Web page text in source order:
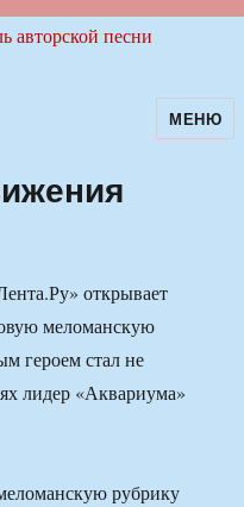
авторскойМЕНЮ
открывает
меломанскую
героем стал не
лидер «Аквариума»
рубрику